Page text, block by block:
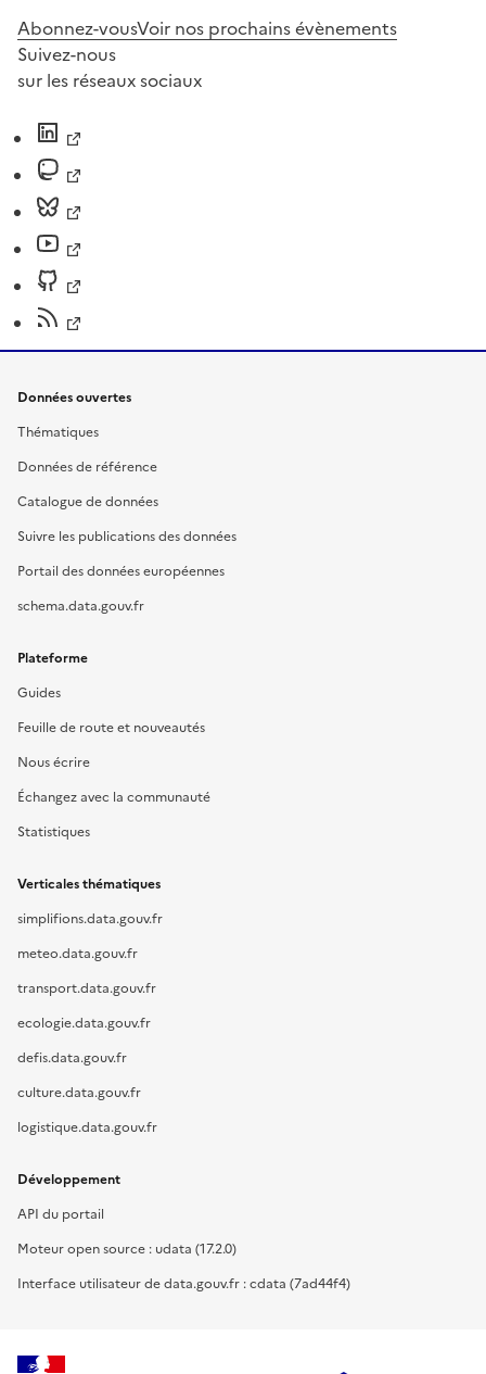
Abonnez-vousVoir nos prochains évènements
Suivez-nous
sur les réseaux sociaux
Données ouvertes
Thématiques
Données de référence
Catalogue de données
Suivre les publications des données
Portail des données européennes
schema.data.gouv.fr
Plateforme
Guides
Feuille de route et nouveautés
Nous écrire
Échangez avec la communauté
Statistiques
Verticales thématiques
simplifions.data.gouv.fr
meteo.data.gouv.fr
transport.data.gouv.fr
ecologie.data.gouv.fr
defis.data.gouv.fr
culture.data.gouv.fr
logistique.data.gouv.fr
Développement
API du portail
Moteur open source : udata (17.2.0)
Interface utilisateur de data.gouv.fr : cdata (7ad44f4)